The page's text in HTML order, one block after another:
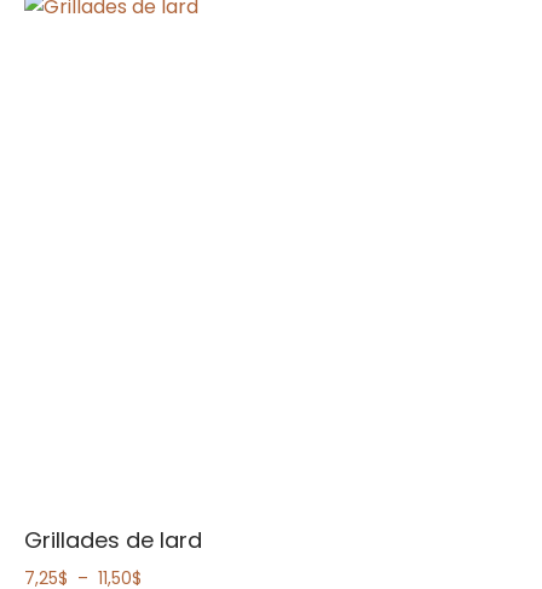
Grillades de lard
7,25$ – 11,50$